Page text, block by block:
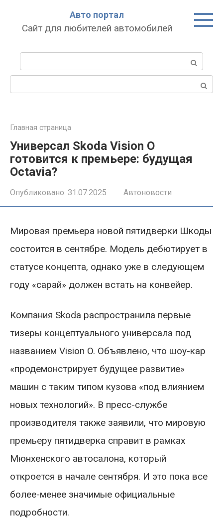
Авто портал
Сайт для любителей автомобилей
Главная страница
Универсал Skoda Vision O
готовится к премьере: будущая
Octavia?
Опубликовано: 31.07.2025 Автоновости
Мировая премьера новой пятидверки Шкоды
состоится в сентябре. Модель дебютирует в
статусе концепта, однако уже в следующем
году «сарай» должен встать на конвейер.
Компания Skoda распространила первые
тизеры концептуального универсала под
названием Vision O. Объявлено, что шоу-кар
«продемонстрирует будущее развитие»
машин с таким типом кузова «под влиянием
новых технологий». В пресс-службе
производителя также заявили, что мировую
премьеру пятидверка справит в рамках
Мюнхенского автосалона, который
откроется в начале сентября. И это пока все
более-менее значимые официальные
подробности.